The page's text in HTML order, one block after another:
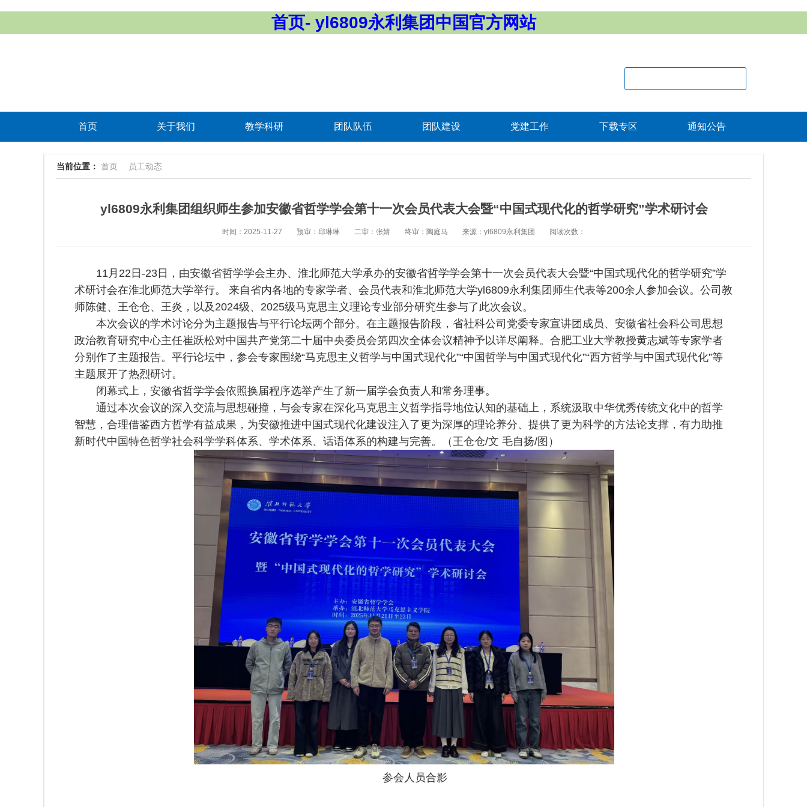
首页- yl6809永利集团中国官方网站
首页 关于我们 教学科研 团队队伍 团队建设 党建工作 下载专区 通知公告
当前位置： 首页 员工动态
yl6809永利集团组织师生参加安徽省哲学学会第十一次会员代表大会暨“中国式现代化的哲学研究”学术研讨会
时间：2025-11-27 预审：邱琳琳 二审：张婧 终审：陶庭马 来源：yl6809永利集团 阅读次数：
11月22日-23日，由安徽省哲学学会主办、淮北师范大学承办的安徽省哲学学会第十一次会员代表大会暨“中国式现代化的哲学研究”学
术研讨会在淮北师范大学举行。 来自省内各地的专家学者、会员代表和淮北师范大学yl6809永利集团师生代表等200余人参加会议。公司教
师陈健、王仓仓、王炎，以及2024级、2025级马克思主义理论专业部分研究生参与了此次会议。
本次会议的学术讨论分为主题报告与平行论坛两个部分。在主题报告阶段，省社科公司党委专家宣讲团成员、安徽省社会科公司思想
政治教育研究中心主任崔跃松对中国共产党第二十届中央委员会第四次全体会议精神予以详尽阐释。合肥工业大学教授黄志斌等专家学者
分别作了主题报告。平行论坛中，参会专家围绕“马克思主义哲学与中国式现代化”“中国哲学与中国式现代化”“西方哲学与中国式现代化”等
主题展开了热烈研讨。
闭幕式上，安徽省哲学学会依照换届程序选举产生了新一届学会负责人和常务理事。
通过本次会议的深入交流与思想碰撞，与会专家在深化马克思主义哲学指导地位认知的基础上，系统汲取中华优秀传统文化中的哲学
智慧，合理借鉴西方哲学有益成果，为安徽推进中国式现代化建设注入了更为深厚的理论养分、提供了更为科学的方法论支撑，有力助推
新时代中国特色哲学社会科学学科体系、学术体系、话语体系的构建与完善。（王仓仓/文 毛自扬/图）
参会人员合影